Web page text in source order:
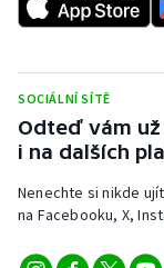
SOCIÁLNÍ SÍTĚ
Odteď vám
i na dalších
Nenechte si nikde
na Facebooku, X,